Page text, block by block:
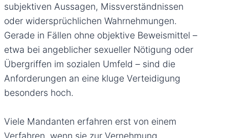
subjektiven Aussagen, Missverständnissen
oder widersprüchlichen Wahrnehmungen.
Gerade in Fällen ohne objektive Beweismittel –
etwa bei angeblicher sexueller Nötigung oder
Übergriffen im sozialen Umfeld – sind die
Anforderungen an eine kluge Verteidigung
besonders hoch.
Viele Mandanten erfahren erst von einem
Verfahren, wenn sie zur Vernehmung